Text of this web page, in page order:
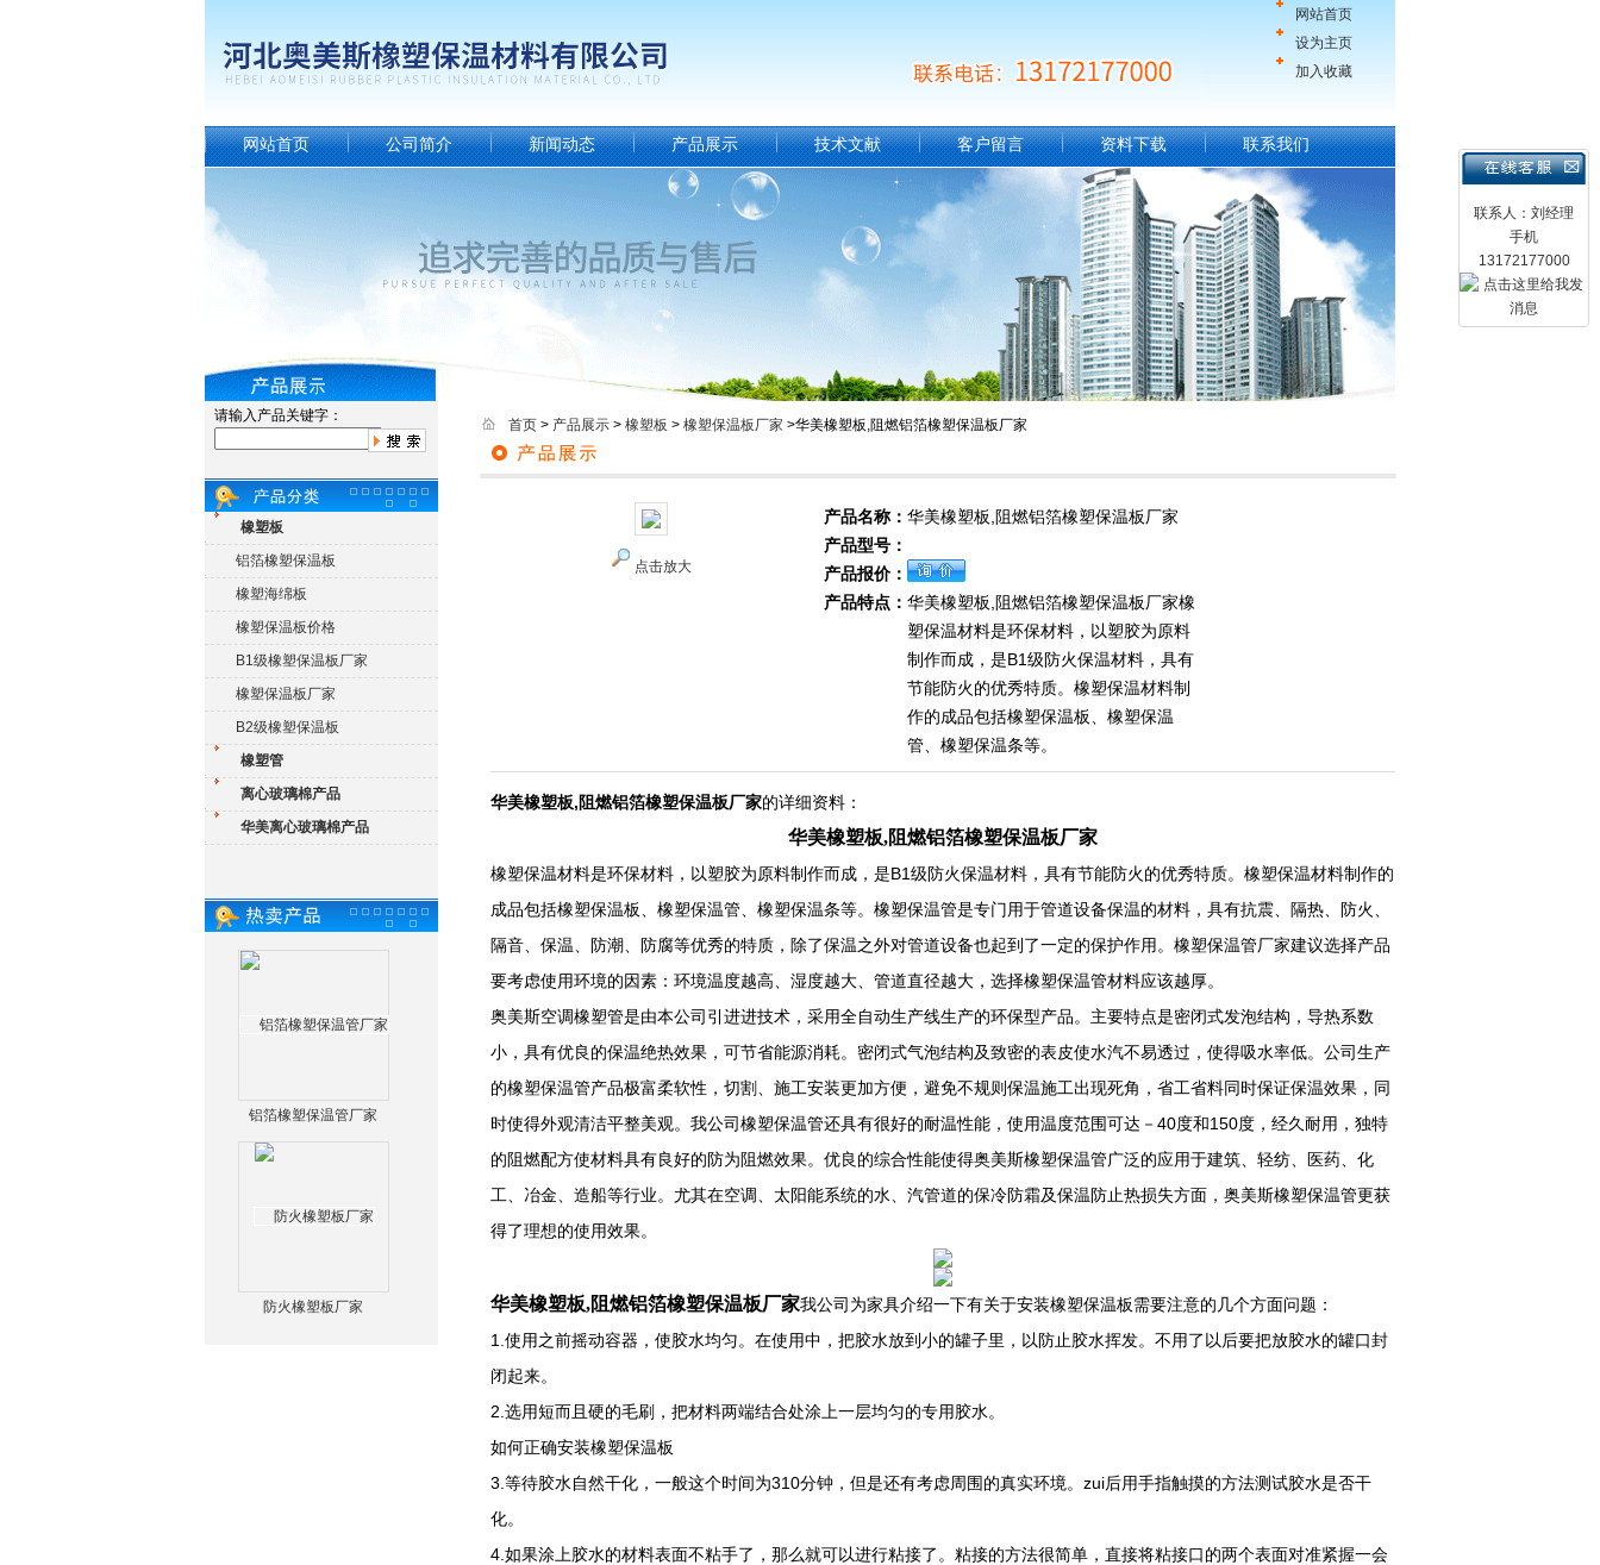
网站首页
设为主页
加入收藏
联系人：刘经理
手机
13172177000
网站首页 公司简介 新闻动态 产品展示 技术文献 客户留言 资料下载 联系我们
请输入产品关键字：
橡塑板
铝箔橡塑保温板
橡塑海绵板
橡塑保温板价格
B1级橡塑保温板厂家
橡塑保温板厂家
B2级橡塑保温板
橡塑管
离心玻璃棉产品
华美离心玻璃棉产品
铝箔橡塑保温管厂家
防火橡塑板厂家
首页 > 产品展示 > 橡塑板 > 橡塑保温板厂家 >华美橡塑板,阻燃铝箔橡塑保温板厂家
点击放大
产品名称： 华美橡塑板,阻燃铝箔橡塑保温板厂家
产品型号：
产品报价：
产品特点： 华美橡塑板,阻燃铝箔橡塑保温板厂家橡
塑保温材料是环保材料，以塑胶为原料
制作而成，是B1级防火保温材料，具有
节能防火的优秀特质。橡塑保温材料制
作的成品包括橡塑保温板、橡塑保温
管、橡塑保温条等。
华美橡塑板,阻燃铝箔橡塑保温板厂家的详细资料：
华美橡塑板,阻燃铝箔橡塑保温板厂家
橡塑保温材料是环保材料，以塑胶为原料制作而成，是B1级防火保温材料，具有节能防火的优秀特质。橡塑保温材料制作的
成品包括橡塑保温板、橡塑保温管、橡塑保温条等。橡塑保温管是专门用于管道设备保温的材料，具有抗震、隔热、防火、
隔音、保温、防潮、防腐等优秀的特质，除了保温之外对管道设备也起到了一定的保护作用。橡塑保温管厂家建议选择产品
要考虑使用环境的因素：环境温度越高、湿度越大、管道直径越大，选择橡塑保温管材料应该越厚。
奥美斯空调橡塑管是由本公司引进进技术，采用全自动生产线生产的环保型产品。主要特点是密闭式发泡结构，导热系数
小，具有优良的保温绝热效果，可节省能源消耗。密闭式气泡结构及致密的表皮使水汽不易透过，使得吸水率低。公司生产
的橡塑保温管产品极富柔软性，切割、施工安装更加方便，避免不规则保温施工出现死角，省工省料同时保证保温效果，同
时使得外观清洁平整美观。我公司橡塑保温管还具有很好的耐温性能，使用温度范围可达－40度和150度，经久耐用，独特
的阻燃配方使材料具有良好的防为阻燃效果。优良的综合性能使得奥美斯橡塑保温管广泛的应用于建筑、轻纺、医药、化
工、冶金、造船等行业。尤其在空调、太阳能系统的水、汽管道的保冷防霜及保温防止热损失方面，奥美斯橡塑保温管更获
得了理想的使用效果。
华美橡塑板,阻燃铝箔橡塑保温板厂家我公司为家具介绍一下有关于安装橡塑保温板需要注意的几个方面问题：
1.使用之前摇动容器，使胶水均匀。在使用中，把胶水放到小的罐子里，以防止胶水挥发。不用了以后要把放胶水的罐口封
闭起来。
2.选用短而且硬的毛刷，把材料两端结合处涂上一层均匀的专用胶水。
如何正确安装橡塑保温板
3.等待胶水自然干化，一般这个时间为310分钟，但是还有考虑周围的真实环境。zui后用手指触摸的方法测试胶水是否干
化。
4.如果涂上胶水的材料表面不粘手了，那么就可以进行粘接了。粘接的方法很简单，直接将粘接口的两个表面对准紧握一会